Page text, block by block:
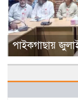
পাইকগাছায়